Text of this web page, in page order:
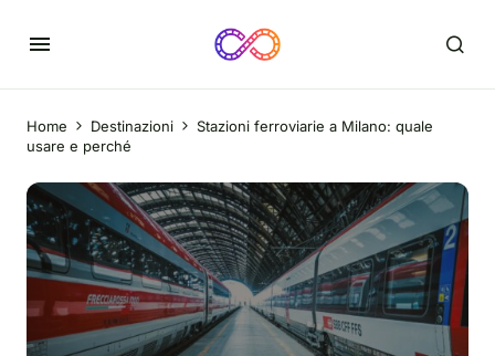
Home Destinazioni
Stazioni ferroviarie a Milano: quale
usare e perché